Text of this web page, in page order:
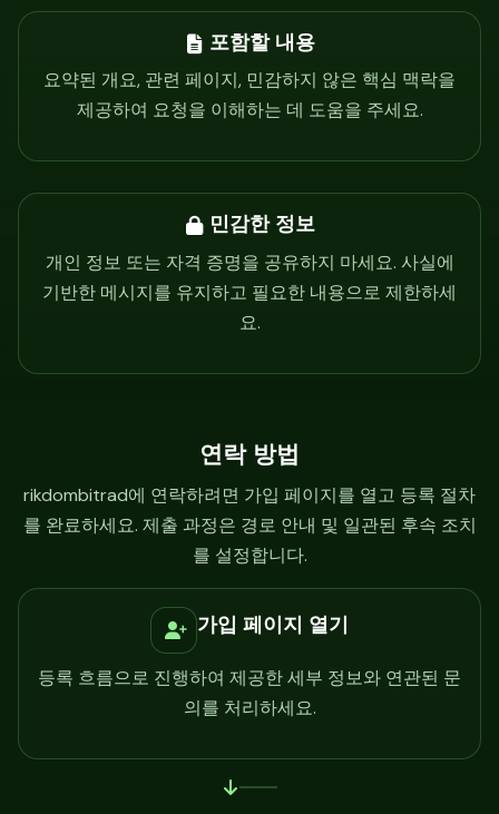
포함할 내용
요약된 개요, 관련 페이지, 민감하지 않은 핵심 맥락을
제공하여 요청을 이해하는 데 도움을 주세요.
민감한 정보
개인 정보 또는 자격 증명을 공유하지 마세요. 사실에
기반한 메시지를 유지하고 필요한 내용으로 제한하세
요.
연락 방법
rikdombitrad에 연락하려면 가입 페이지를 열고 등록 절차
를 완료하세요. 제출 과정은 경로 안내 및 일관된 후속 조치
를 설정합니다.
가입 페이지 열기
등록 흐름으로 진행하여 제공한 세부 정보와 연관된 문
의를 처리하세요.